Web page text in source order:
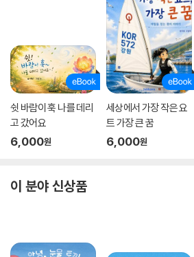
쉿 바람이 훅 나를 데리
고 갔어요
6,000원
세상에서 가장 작은 요
트 가장 큰 꿈
6,000원
이 분야 신상품